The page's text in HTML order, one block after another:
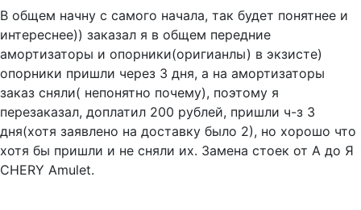
В общем начну с самого начала, так будет понятнее и
интереснее)) заказал я в общем передние
амортизаторы и опорники(оригианлы) в экзисте)
опорники пришли через 3 дня, а на амортизаторы
заказ сняли( непонятно почему), поэтому я
перезаказал, доплатил 200 рублей, пришли ч-з 3
дня(хотя заявлено на доставку было 2), но хорошо что
хотя бы пришли и не сняли их. Замена стоек от А до Я
CHERY Amulet.